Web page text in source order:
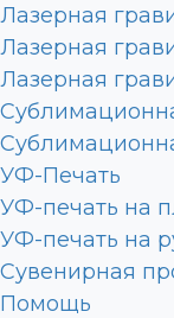
Лазерная
Лазерная
Лазерная
УФ-Печать
УФ-печать на
УФ-печать на
Сувенирная
Помощь